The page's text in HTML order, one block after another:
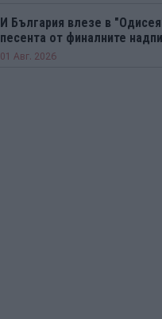
И България влезе в
песента от финалните
01 Авг. 2026